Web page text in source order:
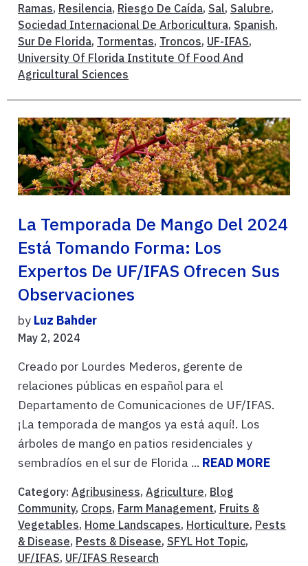
Ramas, Resilencia, Riesgo De Caída, Sal, Salubre,
Sociedad Internacional De Arboricultura, Spanish,
Sur De Florida, Tormentas, Troncos, UF-IFAS,
University Of Florida Institute Of Food And
Agricultural Sciences
La Temporada De Mango Del 2024
Está Tomando Forma: Los
Expertos De UF/IFAS Ofrecen Sus
Observaciones
by Luz Bahder
May 2, 2024
Creado por Lourdes Mederos, gerente de
relaciones públicas en español para el
Departamento de Comunicaciones de UF/IFAS.
¡La temporada de mangos ya está aquí!. Los
árboles de mango en patios residenciales y
sembradíos en el sur de Florida ... READ MORE
Category: Agribusiness, Agriculture, Blog
Community, Crops, Farm Management, Fruits &
Vegetables, Home Landscapes, Horticulture, Pests
& Disease, Pests & Disease, SFYL Hot Topic,
UF/IFAS, UF/IFAS Research